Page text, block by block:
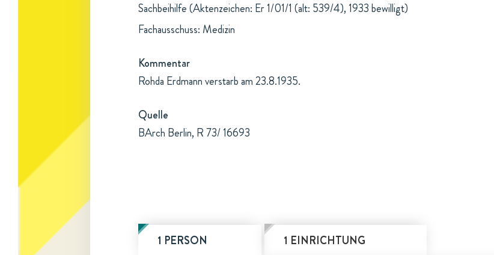
Sachbeihilfe (Aktenzeichen: Er 1/01/1 (alt: 539/4), 1933 bewilligt)
Fachausschuss: Medizin
Kommentar
Rohda Erdmann verstarb am 23.8.1935.
Quelle
BArch Berlin, R 73/ 16693
1 PERSON 1 EINRICHTUNG